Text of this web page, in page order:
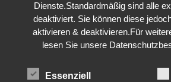
Dienste.Standardmäßig sind alle
deaktiviert. Sie können diese
aktivieren & deaktivieren.Für
lesen Sie unsere
Essenziell